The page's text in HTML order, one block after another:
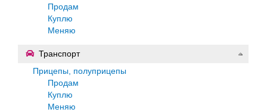
Продам
Куплю
Меняю
Транспорт
Прицепы, полуприцепы
Продам
Куплю
Меняю